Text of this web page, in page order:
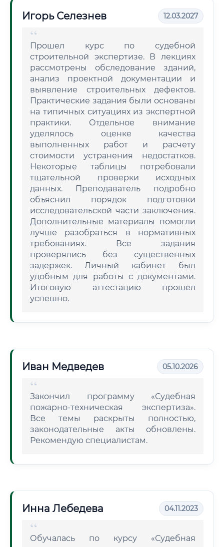
Игорь Селезнев 12.03.2027
Прошел курс по судебной
строительной экспертизе. В лекциях
рассмотрены обследование зданий,
анализ проектной документации и
выявление строительных дефектов.
Практические задания были основаны
на типичных ситуациях из экспертной
практики. Отдельное внимание
уделялось оценке качества
выполненных работ и расчету
стоимости устранения недостатков.
Некоторые таблицы потребовали
тщательной проверки исходных
данных. Преподаватель подробно
объяснил порядок подготовки
исследовательской части заключения.
Дополнительные материалы помогли
лучше разобраться в нормативных
требованиях. Все задания
проверялись без существенных
задержек. Личный кабинет был
удобным для работы с документами.
Итоговую аттестацию прошел
успешно.
Иван Медведев 05.10.2026
Закончил программу «Судебная
пожарно-техническая экспертиза».
Все темы раскрыты полностью,
законодательные акты обновлены.
Рекомендую специалистам.
Инна Лебедева 04.11.2023
Обучалась по курсу «Судебная